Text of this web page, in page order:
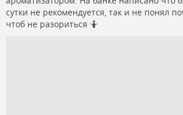
сутки не рекомендуется, так и не понял
чтоб не разориться 🤷